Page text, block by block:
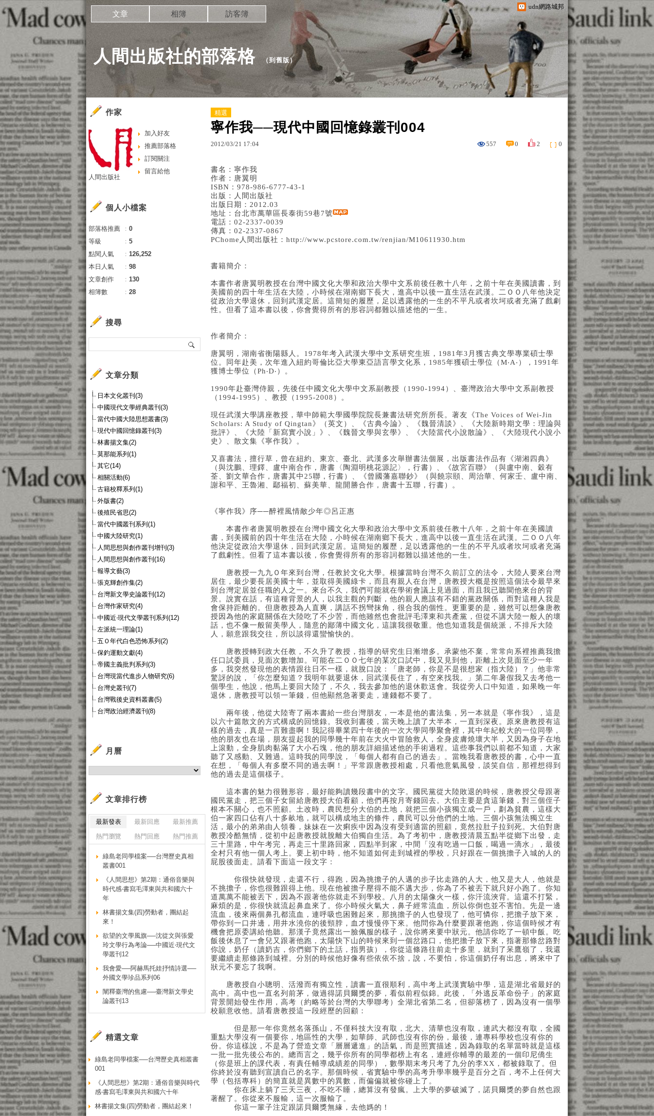
udn網路城邦
人間出版社的部落格 （到舊版）
文章 相簿 訪客簿
精選
寧作我──現代中國回憶錄叢刊004
2012/03/21 17:04 557 0 2 0
書名：寧作我
作者：唐翼明
ISBN：978-986-6777-43-1
出版：人間出版社
出版日期：2012.03
地址： 台北市萬華區長泰街59巷7號
電話：02-2337-0039
傳真：02-2337-0867
PChome人間出版社： http://www.pcstore.com.tw/renjian/M10611930.htm
書籍簡介：
本書作者唐翼明教授在台灣中國文化大學和政治大學中文系前後任教十八年，之前十年在美國讀書，到
美國前的四十年生活在大陸，小時候在湖南鄉下長大，進高中以後一直生活在武漢。二ＯＯ八年他決定
從政治大學退休，回到武漢定居。這簡短的履歷，足以透露他的一生的不平凡或者坎坷或者充滿了戲劇
性。但看了這本書以後，你會覺得所有的形容詞都難以描述他的一生。
作者簡介：
唐翼明，湖南省衡陽縣人。1978年考入武漢大學中文系研究生班，1981年3月獲古典文學專業碩士學
位。同年赴美，次年進入紐約哥倫比亞大學東亞語言學文化系，1985年獲碩士學位（M‧A‧），1991年
獲博士學位（Ph‧D‧）。
1990年赴臺灣侍親，先後任中國文化大學中文系副教授（1990-1994）、臺灣政治大學中文系副教授
（1994-1995）、教授（1995-2008）。
現任武漢大學講座教授，華中師範大學國學院院長兼書法研究所所長。著友《The Voices of Wei-Jin
Scholars: A Study of Qingtan》（英文）、《古典今論》、《魏晉清談》、《大陸新時期文學：理論與
批評》、《大陸「新寫實小說」》、《魏晉文學與玄學》、《大陸當代小說散論》、《大陸現代小說小
史》、散文集《寧作我》。
又喜書法，擅行草，曾在紐約、東京、臺北、武漢多次舉辦書法個展，出版書法作品有《湖湘四典》
（與沈鵬、理鐸、盧中南合作，唐書〈陶淵明桃花源記〉，行書）、《故宮百聯》（與盧中南、穀有
荃、劉文華合作，唐書其中25聯，行書）、《曾國藩嘉聯鈔》（與饒宗頤、周治華、何家壬、盧中南、
謝和平、王魯湘、鄢福初、蘇美華、龍開勝合作，唐書十五聯，行書）。
《寧作我》序──醉裡風情敵少年◎呂正惠
本書作者唐翼明教授在台灣中國文化大學和政治大學中文系前後任教十八年，之前十年在美國讀
書，到美國前的四十年生活在大陸，小時候在湖南鄉下長大，進高中以後一直生活在武漢。二ＯＯ八年
他決定從政治大學退休，回到武漢定居。這簡短的履歷，足以透露他的一生的不平凡或者坎坷或者充滿
了戲劇性。但看了這本書以後，你會覺得所有的形容詞都難以描述他的一生。
唐教授一九九Ｏ年來到台灣，任教於文化大學。根據當時台灣不久前訂立的法令，大陸人要來台灣
居住，最少要長居美國十年，並取得美國綠卡，而且有親人在台灣，唐教授大概是按照這個法令最早來
到台灣定居並任職的人之一。來台不久，我們可能就在學術會議上見過面，而且我已聽聞他來台的背
景。說實在話，有這種背景的人，以我主觀的判斷，他的親人應該有不錯的黨政關係，而對這種人我是
會保持距離的。但唐教授為人直爽，講話不拐彎抹角，很合我的個性。更重要的是，雖然可以想像唐教
授因為他的家庭關係在大陸吃了不少苦，而他雖然也會批評毛澤東和共產黨，但從不講大陸一般人的壞
話，也不像一般留美學人，隨意的鄙薄中國文化，這讓我很敬重。他也知道我是個統派，不排斥大陸
人，願意跟我交往，所以談得還蠻愉快的。
唐教授轉到政大任教，不久升了教授，指導的研究生日漸增多。承蒙他不棄，常常向系裡推薦我擔
任口試委員，見面次數增加。可能在二ＯＯ七年的某次口試中，我又見到他，距離上次見面至少一年
多，我突然發現他的表情跟往日不一樣，就脫口說：「唐老師，你是不是很想家（指大陸）？」他非常
驚訝的說，「你怎麼知道？我明年就要退休，回武漢長住了，有空來找我。」第二年暑假我又去考他一
個學生，他說，他馬上要回大陸了，不久，我去參加他的退休歡送會。我從旁人口中知道，如果晚一年
退休，唐教授可以領一筆錢，但他顯然急著要走，連錢都不要了。
兩年後，他從大陸寄了兩本書給一些台灣朋友，一本是他的書法集，另一本就是《寧作我》，這是
以六十篇散文的方式構成的回憶錄。我收到書後，當天晚上讀了大半本，一直到深夜。原來唐教授有這
樣的過去，真是一言難盡啊！我記得畢業四十年後的一次大學同學聚會裡，其中年紀較大的一位同學，
他的朋友也在場，朋友提起我的同學幾十年前在大火中冒險救人，全身皮膚燒壞大半，又因為身子在地
上滾動，全身肌肉黏滿了大小石塊，他的朋友詳細描述他的手術過程。這些事我們以前都不知道，大家
聽了又感動、又難過。這時我的同學說，「每個人都有自己的過去」。當晚我看唐教授的書，心中一直
在想，「每個人有多麼不同的過去啊！」平常跟唐教授相處，只看他意氣風發，談笑自信，那裡想得到
他的過去是這個樣子。
這本書的魅力很難形容，最好能夠讀幾段書中的文字。國民黨從大陸敗退的時候，唐教授父母跟著
國民黨走，把三個子女留給唐教授大伯看顧，他們再按月寄錢回去。大伯主要是貪這筆錢，對三個侄子
根本不關心，也不照顧。土改時，農民想分大伯的土地，就把三個小孩獨立成一戶，劃為貧農，這樣大
伯一家四口佔有八十多畝地，就可以構成地主的條件，農民可以分他們的土地。三個小孩無法獨立生
活，最小的弟弟由人領養，妹妹在一次痢疾中因為沒有受到適當的照顧，竟然拉肚子拉到死。大伯對唐
教授冷酷無情，從初中起唐教授就脫離大伯獨自生活。為了考初中，唐教授清晨五點半從鄉下出發，走
三十里路，中午考完，再走三十里路回家，四點半到家，中間「沒有吃過一口飯，喝過一滴水」，最後
全村只有他一個人考上。要上初中時，他不知道如何走到城裡的學校，只好跟在一個挑擔子入城的人的
屁股後面走。請看下面這一段文字：
你很快就發現，走還不行，得跑，因為挑擔子的人邁的步子比走路的人大，他又是大人，他就是
不挑擔子，你也很難跟得上他。現在他被擔子壓得不能不邁大步，你為了不被丟下就只好小跑了。你知
道萬萬不能被丟下，因為不跟著他你就走不到學校。八月的太陽像火一樣，你汗流浹背。這還不打緊，
麻煩的是，你很快就流起鼻血來了。你小時候火氣大，鼻子經常流血，所以你倒也並不害怕。先是一邊
流血，後來兩個鼻孔都流血，連呼吸也困難起來，那挑擔子的人也發現了，他可憐你，把擔子放下來，
帶你到一口井邊，用井水澆你的後頸脖，血才慢慢停下來。他問你為什麼要跟著他跑，你這個時候才有
機會把原委講給他聽。那漢子竟然露出一臉佩服的樣子，說你將來要中狀元。他請你吃了一頓中飯。吃
飯後休息了一會兒又跟著他跑，太陽快下山的時候來到一個岔路口，他把擔子放下來，指著那條岔路對
你說，奶仔（讀奶吉，你們鄉下的土話，指男孩），你從這條路往前走十多里，就到了呆鷹嶺了，我還
要繼續走那條路到城裡。分別的時候他好像有些依依不捨，說，不要怕，你這個奶仔有出息，將來中了
狀元不要忘了我啊。
唐教授自小聰明、活潑而有獨立性，讀書一直很順利，高中考上武漢實驗中學，這是湖北省最好的
高中。高中也一直名列前茅，做過得諾貝爾獎的夢，看似前程似錦。此後，「外逃反革命份子」的家庭
背景開始發生作用，高考（約略等於台灣的大學聯考）全湖北省第二名，但卻落榜了，因為沒有一個學
校願意收他。請看唐教授這一段經歷的回顧：
但是那一年你竟然名落孫山，不僅科技大沒有取，北大、清華也沒有取，連武大都沒有取，全國
重點大學沒有一個要你，地區性的大學，如華師、武師也沒有你的份，最後，連專科學校也沒有你的
份。你這樣說，不是為了營造文章「層層遞進」的語氣，而是照實描述，因為錄取的名單當時就是這樣
一批一批先後公布的。總而言之，幾乎你所有的同學都榜上有名，連經你輔導的最差的一個印尼僑生
（你是班上的課代表，有責任輔導成績差的同學），數學期末考只考了九分的李XX，都被錄取了。但
你終於沒有聽到宣讀自己的名字。那個時候，省實驗中學的高考升學率幾乎是百分之百，考不上任何大
學（包括專科）的簡直就是異數中的異數，而偏偏就被你碰上了。
你在床上躺了三天三夜，不吃不睡，總算沒有發瘋。上大學的夢破滅了，諾貝爾獎的夢自然也跟
著醒了。你從來不服輸，這一次服輸了。
你這一輩子注定跟諾貝爾獎無緣，去他媽的！
作家
加入好友
推薦部落格
訂閱關注
留言給他
人間出版社
個人小檔案
部落格推薦 ： 0
等級
： 5
點閱人氣
： 126,252
本日人氣
： 98
文章創作
： 130
相簿數
： 28
搜尋
文章分類
日本文化叢刊(3)
中國現代文學經典叢刊(3)
當代中國大陸思想叢書(3)
現代中國回憶錄叢刊(3)
林書揚文集(2)
莫那能系列(1)
其它(14)
相關活動(6)
古籍校釋系列(1)
外版書(2)
後殖民省思(2)
當代中國叢刊系列(1)
中國大陸研究(1)
人間思想與創作叢刊增刊(3)
人間思想與創作叢刊(16)
報導文藝(3)
張克輝創作集(2)
台灣新文學史論叢刊(12)
台灣作家研究(4)
中國近‧現代文學叢刊系列(12)
左派統一理論(1)
五Ｏ年代白色恐怖系列(2)
保釣運動文獻(4)
帝國主義批判系列(3)
台灣現當代進步人物研究(6)
台灣史叢刊(7)
台灣戰後史資料叢書(5)
台灣政治經濟叢刊(8)
月曆
文章排行榜
最新發表 最新回應
最新推薦
熱門瀏覽
熱門回應 熱門推薦
綠島老同學檔案──台灣歷史真相
叢書001
《人間思想》第2期：通俗音樂與
時代感‧書寫毛澤東與共和國六十
年
林書揚文集(四)勞動者，團結起
來！
欲望的文學風旗──沈從文與張愛
玲文學行為考論──中國近‧現代文
學叢刊12
我會愛──阿赫馬托娃抒情詩選──
外國文學珍品系列06
闡釋臺灣的焦慮──臺灣新文學史
論叢刊13
精選文章
綠島老同學檔案──台灣歷史真相叢書
001
《人間思想》第2期：通俗音樂與時代
感‧書寫毛澤東與共和國六十年
林書揚文集(四)勞動者，團結起來！